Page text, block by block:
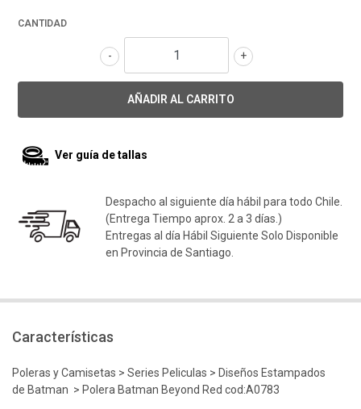
CANTIDAD
+
-
Ver guía de tallas
Despacho al siguiente día hábil para todo Chile.
(Entrega Tiempo aprox. 2 a 3 días.)
Entregas al día Hábil Siguiente Solo Disponible
en Provincia de Santiago.
Características
Poleras y Camisetas > Series Peliculas > Diseños Estampados
de Batman > Polera Batman Beyond Red cod:A0783